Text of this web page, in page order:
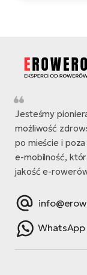
Jesteśmy
możliwość
po mieście i
e-mobilność,
jakość e-
WhatsApp